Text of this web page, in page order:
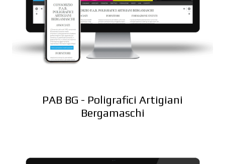
PAB BG - Poligrafici Artigiani
Bergamaschi